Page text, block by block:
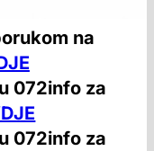
na
072info za
072info za